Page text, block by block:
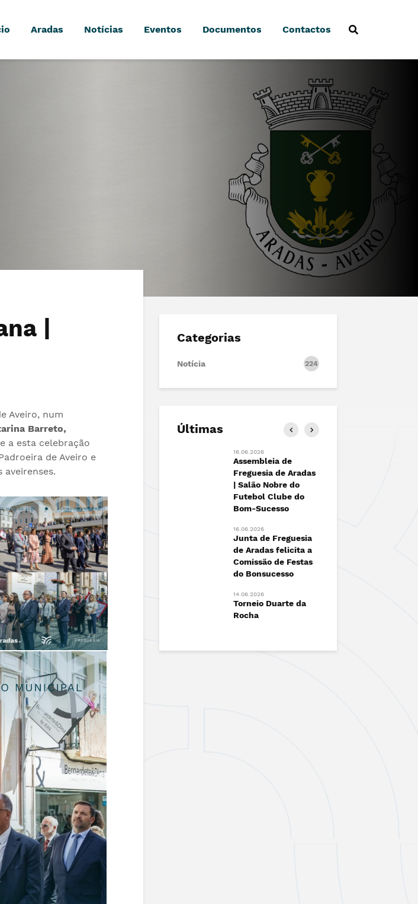
Aradas Notícias Eventos Documentos Contactos
|
Aveiro, num
Barreto,
a esta celebração
de Aveiro e
Categorias
Notícia 224
Últimas
|
Artigo de opinião |
IV Festival Aradas+
2026
04.06.2026
Prémio DECO
Freguesias |
Freguesia de Aradas
16.06.2026
Assembleia de
Freguesia de Aradas
| Salão Nobre do
Futebol Clube do
Bom-Sucesso
16.06.2026
Junta de Freguesia
de Aradas felicita a
Comissão de Festas
do Bonsucesso
14.06.2026
Torneio Duarte da
Rocha